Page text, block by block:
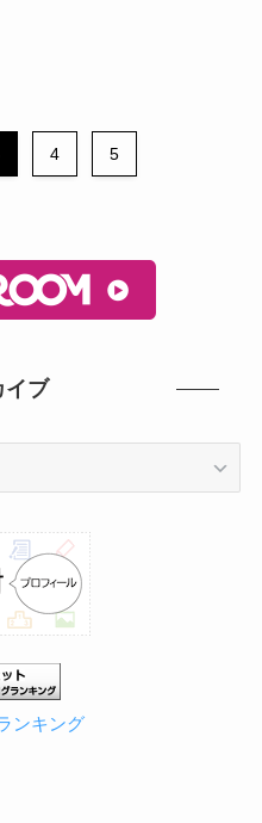
4 5
イブ
ンキング